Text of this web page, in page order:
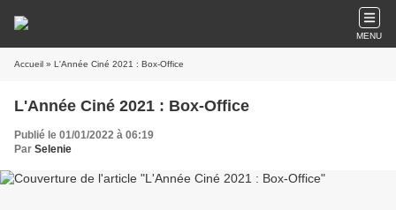
MENU
Accueil » L'Année Ciné 2021 : Box-Office
L'Année Ciné 2021 : Box-Office
Publié le 01/01/2022 à 06:19
Par Selenie